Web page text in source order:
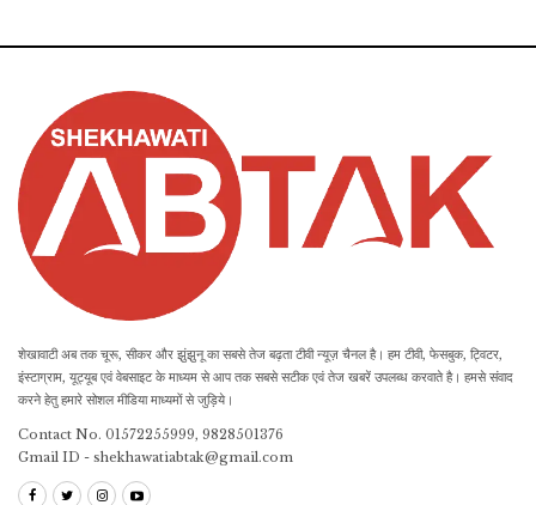
शेखावाटी अब तक चूरू, सीकर और झुंझुनू का सबसे तेज बढ़ता टीवी न्यूज़ चैनल है। हम टीवी, फेसबुक, ट्विटर,
इंस्टाग्राम, यूट्यूब एवं वेबसाइट के माध्यम से आप तक सबसे सटीक एवं तेज खबरें उपलब्ध करवाते है। हमसे संवाद
करने हेतु हमारे सोशल मीडिया माध्यमों से जुड़िये।
Contact No. 01572255999, 9828501376
Gmail ID - shekhawatiabtak@gmail.com